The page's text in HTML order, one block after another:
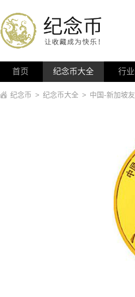
首页 纪念币大全 行
纪念币 > 纪念币大全 > 中国-新加坡